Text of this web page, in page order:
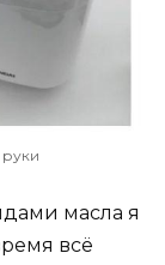
масла я
всё